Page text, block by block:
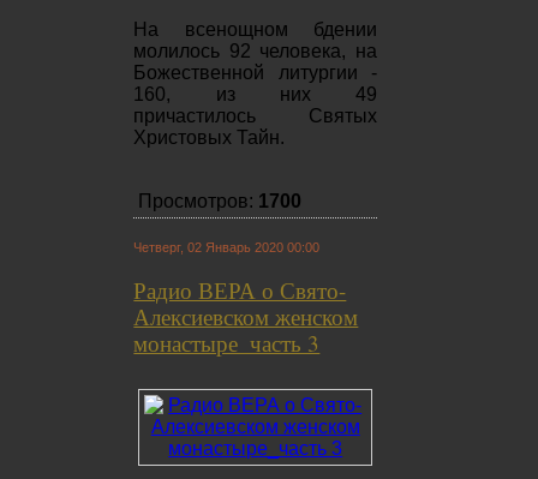
На всенощном бдении
молилось 92 человека, на
Божественной литургии -
160, из них 49
причастилось Святых
Христовых Тайн.
Просмотров: 1700
Четверг, 02 Январь 2020 00:00
Радио ВЕРА о Свято-
Алексиевском женском
монастыре_часть 3